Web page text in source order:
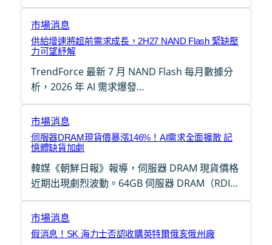
市場消息
供給增速將超前需求成長，2H27 NAND Flash 緊缺壓
力可望紓解
TrendForce 最新 7 月 NAND Flash 每月數據分
析，2026 年 AI 需求爆發…
市場消息
伺服器DRAM現貨價暴漲146%！AI需求全面擴散 記
憶體缺貨加劇
韓媒《朝鮮日報》報導，伺服器 DRAM 現貨價格
近期出現劇烈波動。64GB 伺服器 DRAM（RDI…
市場消息
假消息！SK 海力士否認收購英特爾俄亥俄州廠